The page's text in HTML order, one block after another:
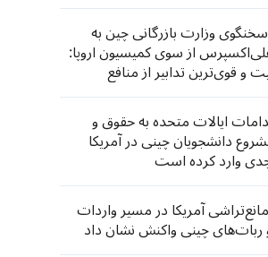
وزارت بازرگانی چین به
از سوی کمیسیون اروپا:
و قوی‌ترین تدابیر از منافع
چینی دفاع خواهیم کرد
ایالات متحده به حقوق و
دانشجویان چینی در آمریکا
وارد کرده است
آمریکا در مسیر واردات
و ربات‌های چینی واکنش نشان داد